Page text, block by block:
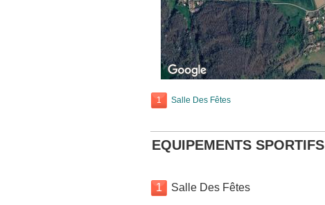
1 Salle Des Fêtes
EQUIPEMENTS SPORTIFS
1 Salle Des Fêtes